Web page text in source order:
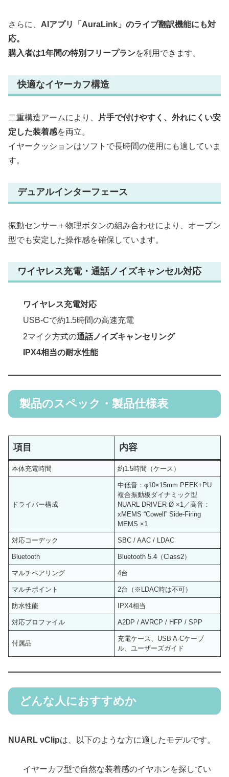
さらに、 AIアプリ「AuraLink」のライブ翻訳機能にも対
応。
購入者は1年間の特別フリープランを利用できます。
快適なイヤーカフ構造
二重構造アームにより、
片手で付けやすく、外れにくい安
定した装着感を両立。
イヤークッションはソフトで長時間の使用にも適していま
す。
デュアルインターフェース
振動センサー＋物理ボタンの組み合わせにより、オープン
型でも安定した操作感を確保しています。
ワイヤレス充電・通話ノイズキャンセル対応
ワイヤレス充電対応
USB-Cで約1.5時間の高速充電
2マイク方式の通話ノイズキャンセリング
IPX4相当の耐水性能
製品のスペック・製品仕様表
項目 内容
本体充電時間 約1.5時間（ケース）
ドライバー構成
中低音：φ10×15mm PEEK+PU
複合振動板ダイナミック型
NUARL DRIVER Ø ×1／高音：
xMEMS “Cowell” Side-Firing
MEMS ×1
対応コーデック SBC / AAC / LDAC
Bluetooth Bluetooth 5.4（Class2）
マルチペアリング 4台
マルチポイント 2台（※LDAC時は不可）
防水性能 IPX4相当
対応プロファイル A2DP / AVRCP / HFP / SPP
付属品
充電ケース、USB A-Cケーブ
ル、ユーザーズガイド
どんな人におすすめか
NUARL νClipは、以下のような方に適したモデルです。
イヤーカフ型で自然な装着感のイヤホンを探してい